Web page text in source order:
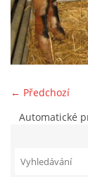
CHOV OVCÍ
CHOV NUTRIÍ
EKOLOGICKÉ
← Předchozí
Automatické